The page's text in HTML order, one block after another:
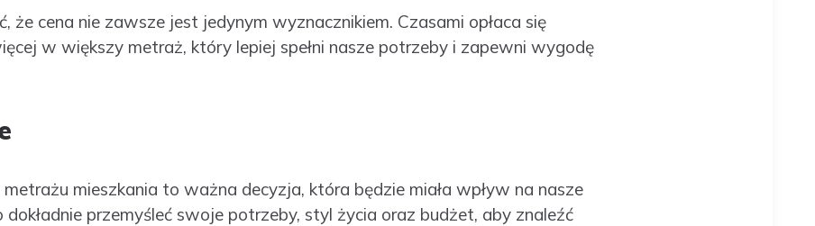
że cena nie zawsze jest jedynym wyznacznikiem. Czasami opłaca się
w większy metraż, który lepiej spełni nasze potrzeby i zapewni wygodę
mieszkania to ważna decyzja, która będzie miała wpływ na nasze
przemyśleć swoje potrzeby, styl życia oraz budżet, aby znaleźć